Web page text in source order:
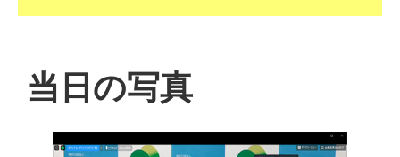
当日の写真